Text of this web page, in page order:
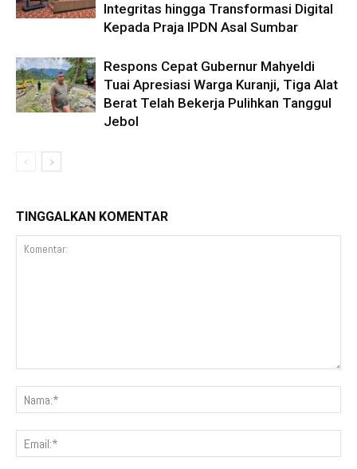
Integritas hingga Transformasi Digital
Kepada Praja IPDN Asal Sumbar
Respons Cepat Gubernur Mahyeldi
Tuai Apresiasi Warga Kuranji, Tiga Alat
Berat Telah Bekerja Pulihkan Tanggul
Jebol
TINGGALKAN KOMENTAR